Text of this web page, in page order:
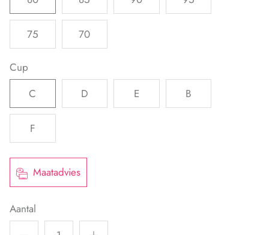
75 70
Cup
C
D E B
F
Maatadvies
Aantal